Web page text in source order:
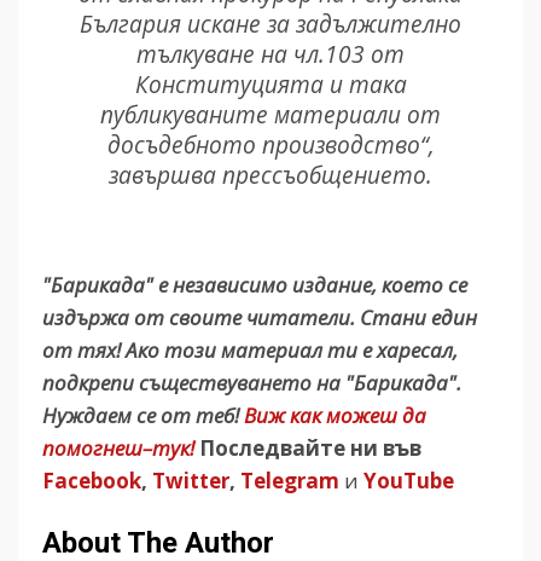
България искане за задължително
тълкуване на чл.103 от
Конституцията и така
публикуваните материали от
досъдебното производство“,
завършва прессъобщението.
"Барикада" е независимо издание, което се
издържа от своите читатели. Стани един
от тях! Ако този материал ти е харесал,
подкрепи съществуването на "Барикада".
Нуждаем се от теб!Виж как можеш да
помогнеш–тук! Последвайте ни във
Facebook, Twitter, Telegram и YouTube
About The Author